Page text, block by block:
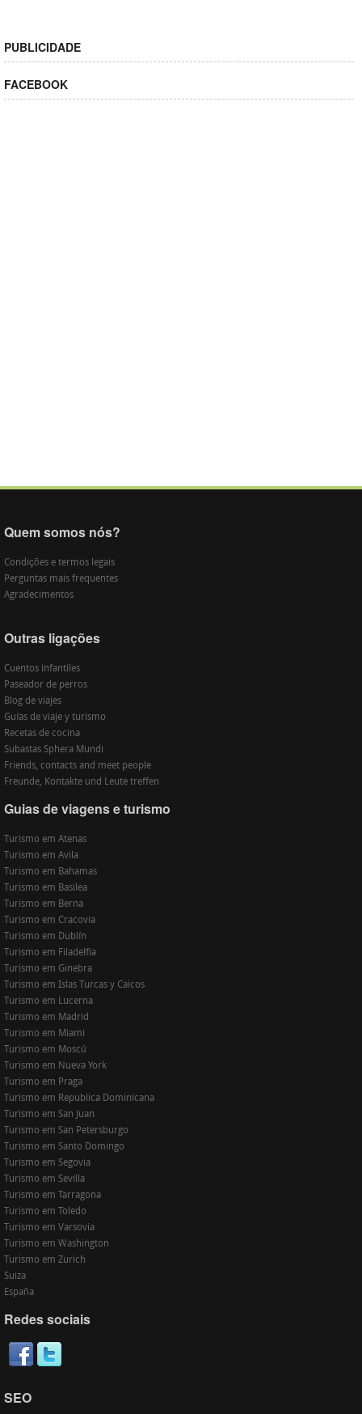
PUBLICIDADE
FACEBOOK
Quem somos nós?
Condições e termos legais
Perguntas mais frequentes
Agradecimentos
Outras ligações
Cuentos infantiles
Paseador de perros
Blog de viajes
Guías de viaje y turismo
Recetas de cocina
Subastas Sphera Mundi
Friends, contacts and meet people
Freunde, Kontakte und Leute treffen
Guias de viagens e turismo
Turismo em Atenas
Turismo em Avila
Turismo em Bahamas
Turismo em Basilea
Turismo em Berna
Turismo em Cracovia
Turismo em Dublín
Turismo em Filadelfia
Turismo em Ginebra
Turismo em Islas Turcas y Caicos
Turismo em Lucerna
Turismo em Madrid
Turismo em Miami
Turismo em Moscú
Turismo em Nueva York
Turismo em Praga
Turismo em Republica Dominicana
Turismo em San Juan
Turismo em San Petersburgo
Turismo em Santo Domingo
Turismo em Segovia
Turismo em Sevilla
Turismo em Tarragona
Turismo em Toledo
Turismo em Varsovia
Turismo em Washington
Turismo em Zurich
Suiza
España
Redes sociais
SEO